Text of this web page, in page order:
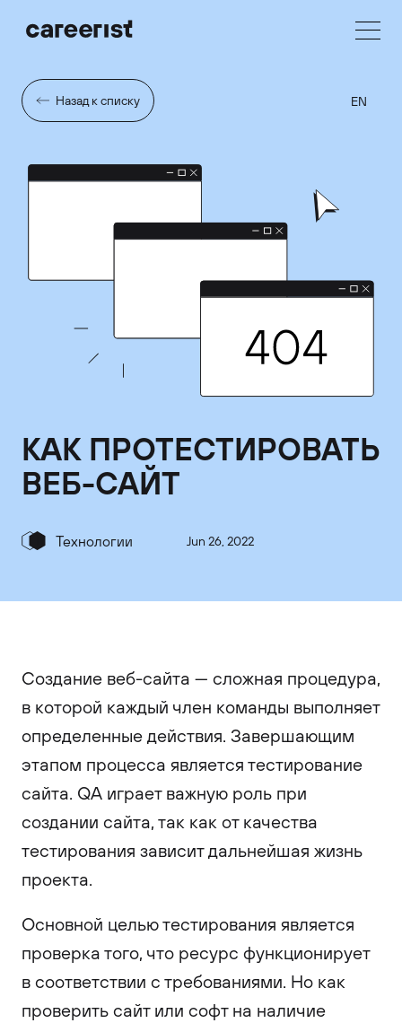
Назад к списку EN
КАК ПРОТЕСТИРОВАТЬ
ВЕБ-САЙТ
Технологии Jun 26, 2022
Создание веб-сайта — сложная процедура,
в которой каждый член команды выполняет
определенные действия. Завершающим
этапом процесса является тестирование
сайта. QA играет важную роль при
создании сайта, так как от качества
тестирования зависит дальнейшая жизнь
проекта.
Основной целью тестирования является
проверка того, что ресурс функционирует
в соответствии с требованиями. Но как
проверить сайт или софт на наличие